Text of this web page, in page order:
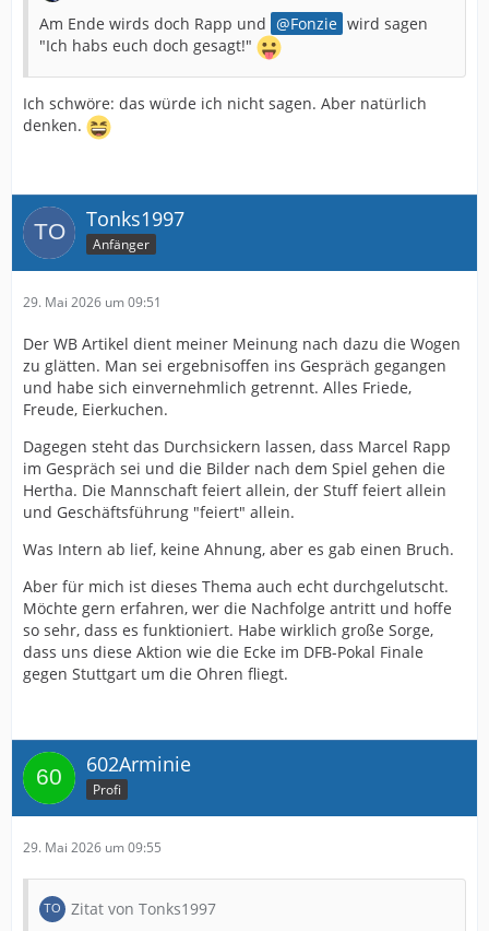
Am Ende wirds doch Rapp und
Fonzie wird sagen
"Ich habs euch doch gesagt!"
Ich schwöre: das würde ich nicht sagen. Aber natürlich
denken.
Tonks1997
Anfänger
29. Mai 2026 um 09:51
Der WB Artikel dient meiner Meinung nach dazu die Wogen
zu glätten. Man sei ergebnisoffen ins Gespräch gegangen
und habe sich einvernehmlich getrennt. Alles Friede,
Freude, Eierkuchen.
Dagegen steht das Durchsickern lassen, dass Marcel Rapp
im Gespräch sei und die Bilder nach dem Spiel gehen die
Hertha. Die Mannschaft feiert allein, der Stuff feiert allein
und Geschäftsführung "feiert" allein.
Was Intern ab lief, keine Ahnung, aber es gab einen Bruch.
Aber für mich ist dieses Thema auch echt durchgelutscht.
Möchte gern erfahren, wer die Nachfolge antritt und hoffe
so sehr, dass es funktioniert. Habe wirklich große Sorge,
dass uns diese Aktion wie die Ecke im DFB-Pokal Finale
gegen Stuttgart um die Ohren fliegt.
602Arminie
Profi
29. Mai 2026 um 09:55
Zitat von Tonks1997